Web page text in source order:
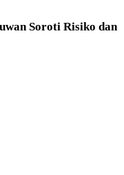
Soroti Risiko dan